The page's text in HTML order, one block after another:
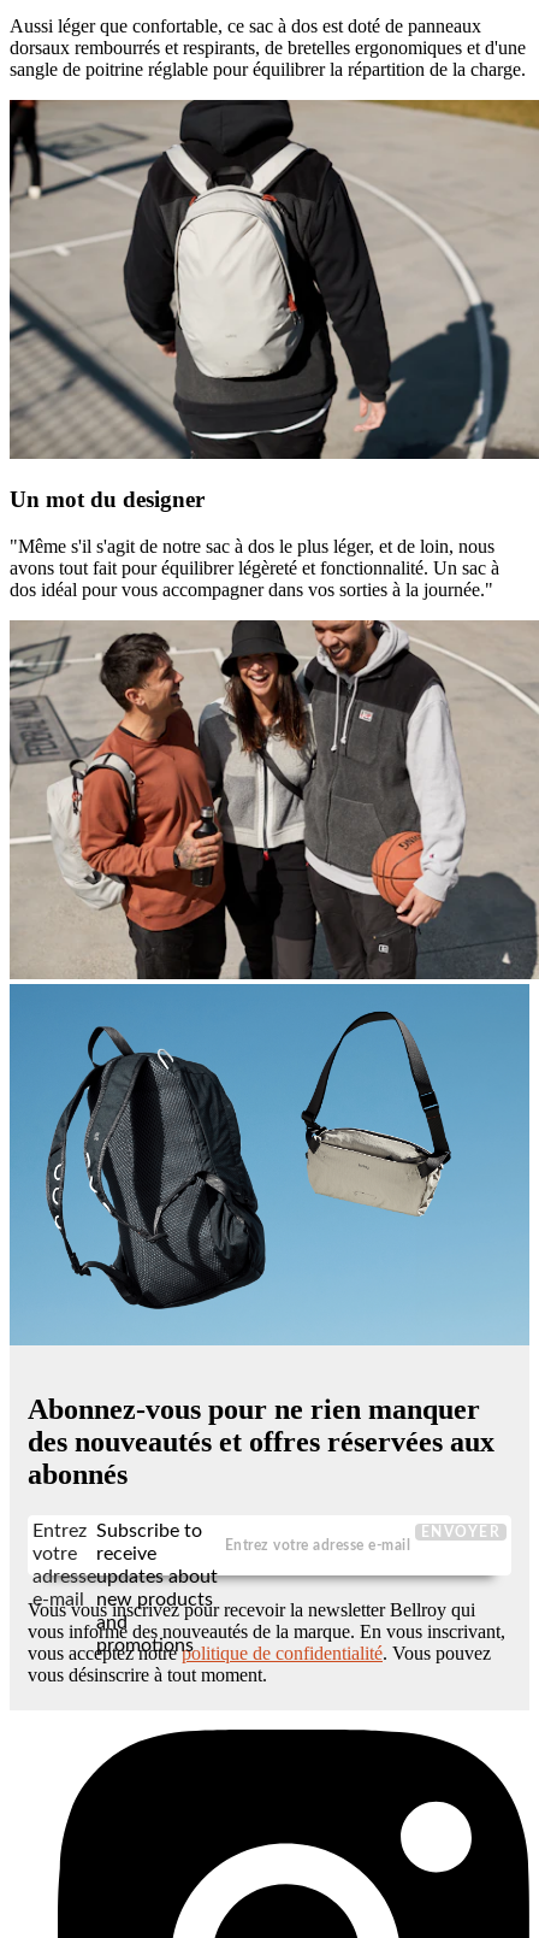
Aussi léger que confortable, ce sac à dos est doté de panneaux
dorsaux rembourrés et respirants, de bretelles ergonomiques et d'une
sangle de poitrine réglable pour équilibrer la répartition de la charge.
Un mot du designer
"Même s'il s'agit de notre sac à dos le plus léger, et de loin, nous
avons tout fait pour équilibrer légèreté et fonctionnalité. Un sac à
dos idéal pour vous accompagner dans vos sorties à la journée."
Abonnez-vous pour ne rien manquer
des nouveautés et offres réservées aux
abonnés
Entrez
votre
adresse
e-mail
Subscribe to
receive
updates about
new products
and
promotions
ENVOYER
Vous vous inscrivez pour recevoir la newsletter Bellroy qui
vous informe des nouveautés de la marque. En vous inscrivant,
vous acceptez notrepolitique de confidentialité. Vous pouvez
vous désinscrire à tout moment.